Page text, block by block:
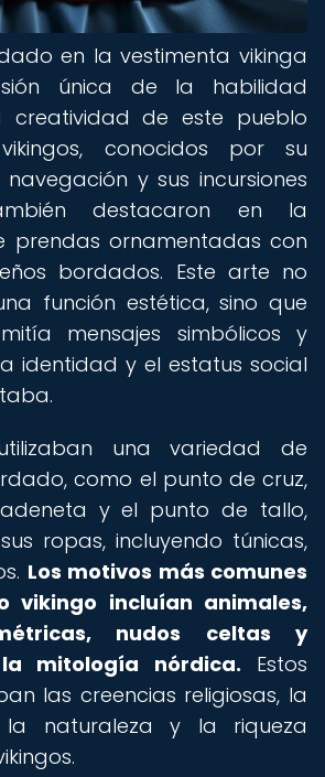
en la vestimenta vikinga
única de la habilidad
de este pueblo
conocidos por su
y sus incursiones
destacaron en la
prendas ornamentadas con
bordados. Este arte no
función estética, sino que
mensajes simbólicos y
identidad y el estatus social
una variedad de
como el punto de cruz,
y el punto de tallo,
ropas, incluyendo túnicas,
Los motivos más comunes
vikingo incluían animales,
nudos celtas y
mitología nórdica. Estos
las creencias religiosas, la
la naturaleza y la riqueza